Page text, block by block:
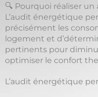
🔍 Pourquoi réaliser
L’audit énergétique
précisément les
logement et
pertinents pour
optimiser le confort
L’audit énergétique